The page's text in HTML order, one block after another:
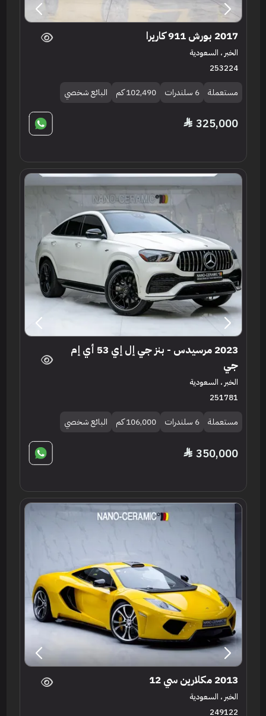
2017 بورش 911 كاريرا
الخبر ، السعودية
253224
مستعملة 6 سلندرات 102,490 كم البائع شخصي
325,000
2023 مرسيدس - بنز جي إل إي 53 أي إم
جي
الخبر ، السعودية
251781
مستعملة 6 سلندرات 106,000 كم البائع شخصي
350,000
2013 مكلارين سي 12
الخبر ، السعودية
249122